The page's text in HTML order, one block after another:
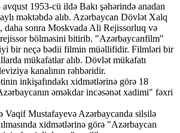
avqust 1953-cü ildə Bakı şəhərində anadan
məktəbdə alıb. Azərbaycan Dövlət Xalq
daha sonra Moskvada Ali Rejissorluq və
bölməsini bitirib. "Azərbaycanfilm"
bir neçə bədii filmin müəllifidir. Filmləri bir
mükafatlar alıb. Dövlət mükafatı
kanalının rəhbəridir.
inkişafındakı xidmətlərinə görə 18
əməkdar incəsənət xadimi" fəxri
Vaqif Mustafayevə Azərbaycanda silsilə
xidmətlərinə görə "Azərbaycan